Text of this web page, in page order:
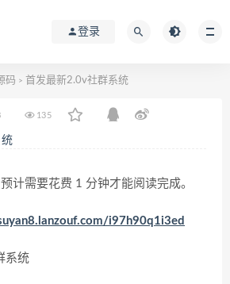
登录
码 > 首发最新2.0v社群系统
135
计需要花费 1 分钟才能阅读完成。
i97h90q1i3ed
系统